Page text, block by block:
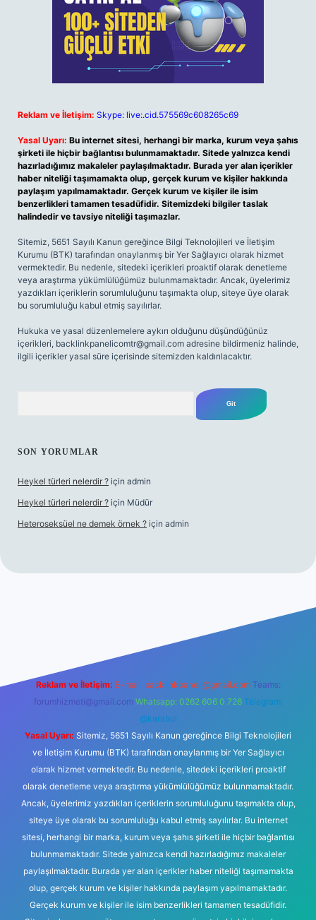
Reklam ve İletişim: Skype: live:.cid.575569c608265c69
Yasal Uyarı: Bu internet sitesi, herhangi bir marka, kurum veya şahıs
şirketi ile hiçbir bağlantısı bulunmamaktadır. Sitede yalnızca kendi
hazırladığımız makaleler paylaşılmaktadır. Burada yer alan içerikler
haber niteliği taşımamakta olup, gerçek kurum ve kişiler hakkında
paylaşım yapılmamaktadır. Gerçek kurum ve kişiler ile isim
benzerlikleri tamamen tesadüfidir. Sitemizdeki bilgiler taslak
halindedir ve tavsiye niteliği taşımazlar.
Sitemiz, 5651 Sayılı Kanun gereğince Bilgi Teknolojileri ve İletişim
Kurumu (BTK) tarafından onaylanmış bir Yer Sağlayıcı olarak hizmet
vermektedir. Bu nedenle, sitedeki içerikleri proaktif olarak denetleme
veya araştırma yükümlülüğümüz bulunmamaktadır. Ancak, üyelerimiz
yazdıkları içeriklerin sorumluluğunu taşımakta olup, siteye üye olarak
bu sorumluluğu kabul etmiş sayılırlar.
Hukuka ve yasal düzenlemelere aykırı olduğunu düşündüğünüz
içerikleri, backlinkpanelicomtr@gmail.com adresine bildirmeniz halinde,
ilgili içerikler yasal süre içerisinde sitemizden kaldırılacaktır.
SON YORUMLAR
Heykel türleri nelerdir ? için admin
Heykel türleri nelerdir ? için Müdür
Heteroseksüel ne demek örnek ? için admin
Reklam ve İletişim: E-mail: backlinkpaneli@gmail.com Teams:
forumhizmeti@gmail.com Whatsapp: 0262 606 0 726 Telegram:
@karabul
Yasal Uyarı: Sitemiz, 5651 Sayılı Kanun gereğince Bilgi Teknolojileri
ve İletişim Kurumu (BTK) tarafından onaylanmış bir Yer Sağlayıcı
olarak hizmet vermektedir. Bu nedenle, sitedeki içerikleri proaktif
olarak denetleme veya araştırma yükümlülüğümüz bulunmamaktadır.
Ancak, üyelerimiz yazdıkları içeriklerin sorumluluğunu taşımakta olup,
siteye üye olarak bu sorumluluğu kabul etmiş sayılırlar. Bu internet
sitesi, herhangi bir marka, kurum veya şahıs şirketi ile hiçbir bağlantısı
bulunmamaktadır. Sitede yalnızca kendi hazırladığımız makaleler
paylaşılmaktadır. Burada yer alan içerikler haber niteliği taşımamakta
olup, gerçek kurum ve kişiler hakkında paylaşım yapılmamaktadır.
Gerçek kurum ve kişiler ile isim benzerlikleri tamamen tesadüfidir.